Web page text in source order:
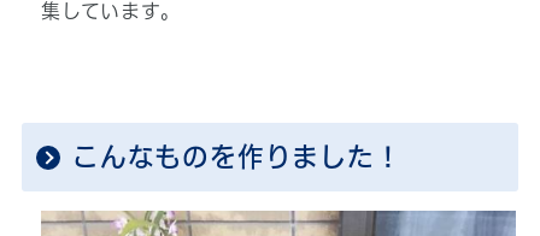
集しています。
こんなものを作りました！